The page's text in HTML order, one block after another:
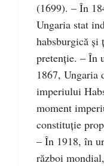
(1699). – În
Ungaria stat
habsburgică şi
pretenţie. – În
1867, Ungaria
imperiului
moment
constituţie
– În 1918, în
război